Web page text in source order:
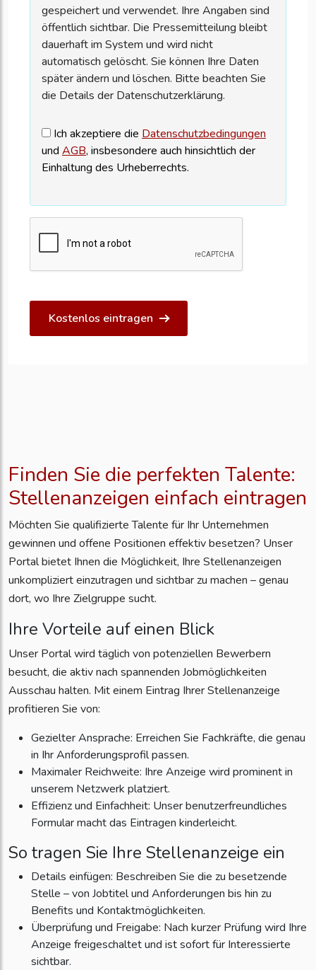
gespeichert und verwendet. Ihre Angaben sind
öffentlich sichtbar. Die Pressemitteilung bleibt
dauerhaft im System und wird nicht
automatisch gelöscht. Sie können Ihre Daten
später ändern und löschen. Bitte beachten Sie
die Details der Datenschutzerklärung.
Ich akzeptiere die Datenschutzbedingungen
und AGB, insbesondere auch hinsichtlich der
Einhaltung des Urheberrechts.
Kostenlos eintragen
Finden Sie die perfekten Talente:
Stellenanzeigen einfach eintragen
Möchten Sie qualifizierte Talente für Ihr Unternehmen
gewinnen und offene Positionen effektiv besetzen? Unser
Portal bietet Ihnen die Möglichkeit, Ihre Stellenanzeigen
unkompliziert einzutragen und sichtbar zu machen – genau
dort, wo Ihre Zielgruppe sucht.
Ihre Vorteile auf einen Blick
Unser Portal wird täglich von potenziellen Bewerbern
besucht, die aktiv nach spannenden Jobmöglichkeiten
Ausschau halten. Mit einem Eintrag Ihrer Stellenanzeige
profitieren Sie von:
Gezielter Ansprache: Erreichen Sie Fachkräfte, die genau
in Ihr Anforderungsprofil passen.
Maximaler Reichweite: Ihre Anzeige wird prominent in
unserem Netzwerk platziert.
Effizienz und Einfachheit: Unser benutzerfreundliches
Formular macht das Eintragen kinderleicht.
So tragen Sie Ihre Stellenanzeige ein
Details einfügen: Beschreiben Sie die zu besetzende
Stelle – von Jobtitel und Anforderungen bis hin zu
Benefits und Kontaktmöglichkeiten.
Überprüfung und Freigabe: Nach kurzer Prüfung wird Ihre
Anzeige freigeschaltet und ist sofort für Interessierte
sichtbar.